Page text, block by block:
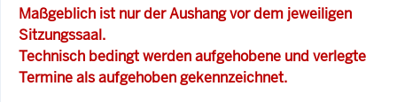
Maßgeblich ist nur der Aushang vor dem jeweiligen
Sitzungssaal.
Technisch bedingt werden aufgehobene und verlegte
Termine als aufgehoben gekennzeichnet.